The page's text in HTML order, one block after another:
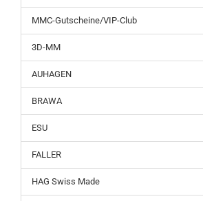
MMC-Gutscheine/VIP-Club
3D-MM
AUHAGEN
BRAWA
ESU
FALLER
HAG Swiss Made